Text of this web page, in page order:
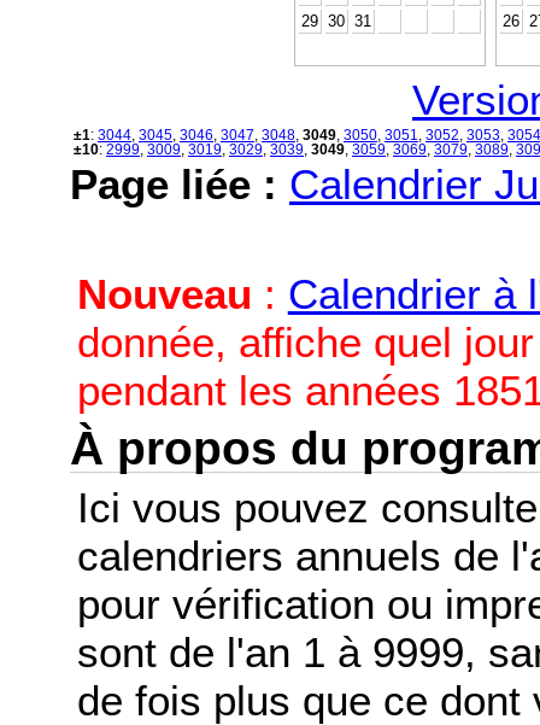
29 30 31
26
±1: 3044 3045 3046 3047 3048 3049 3050 3051 3052 3053 3054
±10: 2999 3009 3019 3029 3039 3049 3059 3069 3079 3089
Page liée : Calendrier
Nouveau : Calendrier à
donnée, affiche quel
pendant les années
À propos du
Ici vous pouvez
calendriers annuels de
pour vérification ou
sont de l'an 1 à 9999,
de fois plus que ce dont